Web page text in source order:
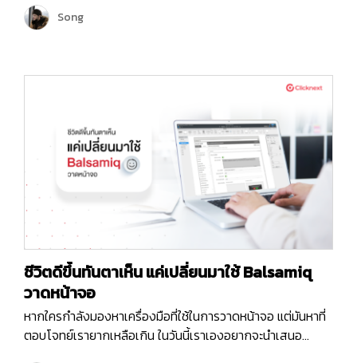
Development ที่กำลังเติบโตขึ้นอย่างมากในปัจจุบัน…
Song
ชีวิตดีขึ้นทันตาเห็น แค่เปลี่ยนมาใช้ Balsamiq
วาดหน้าจอ
หากใครกำลังมองหาเครื่องมือที่ใช้ในการวาดหน้าจอ แต่มันหาที่
ตอบโจทย์เรายากเหลือเกิน ในวันนี้เราเองอยากจะนำเสนอ